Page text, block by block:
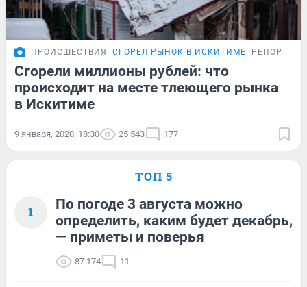
ПРОИСШЕСТВИЯ СГОРЕЛ РЫНОК В ИСКИТИМЕ РЕПОРТАЖ
Сгорели миллионы рублей: что
происходит на месте тлеющего рынка
в Искитиме
9 января, 2020, 18:30 25 543 177
ТОП 5
1
По погоде 3 августа можно
определить, каким будет декабрь,
— приметы и поверья
87 174 11